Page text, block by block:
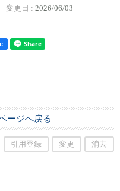
変更日 : 2026/06/03
ージへ戻る
引用登録 変更 消去